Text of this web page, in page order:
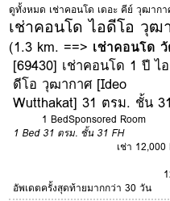
ดูทั้งหมด เช่าคอนโด เดอะ คีย์ วุฒากา
เช่าคอนโด ไอดีโอ วุฒ
(1.3 km. ==> เช่าคอนโด
[69430] เช่าคอนโด 1 ปี ไอ
ดีโอ วุฒากาศ [Ideo
Wutthakat] 31 ตรม. ชั้น 31
1 BedSponsored Room
1 Bed 31 ตรม. ชั้น 31 FH
เช่า 12,000
อัพเดตครั้งสุดท้ายมากกว่า 30 วัน